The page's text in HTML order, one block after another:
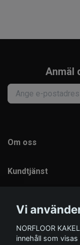
Anmäl
Om oss
Kundtjänst
Sociala medier
Vi
NORFLOOR
innehåll som